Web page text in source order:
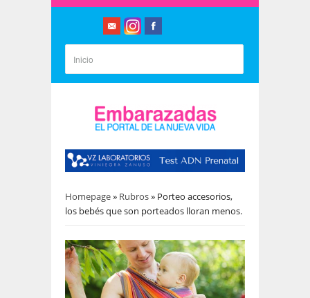
Homepage» Rubros» Porteo accesorios,
los bebés que son porteados lloran menos.